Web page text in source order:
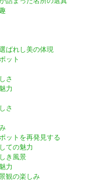
ばれし美の体現
ット
さ
力
さ
ットを再発見する
ての魅力
き風景
力
観の楽しみ